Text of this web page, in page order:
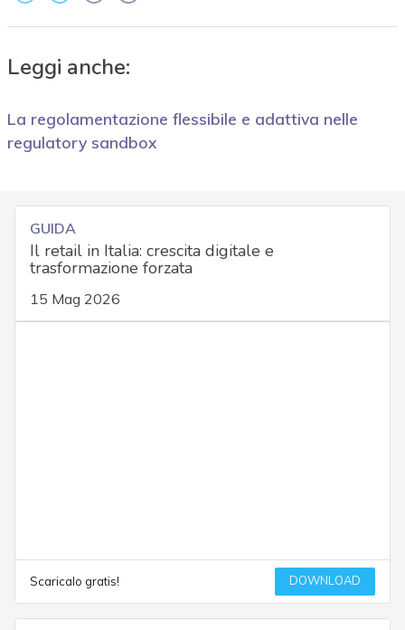
Leggi anche:
La regolamentazione flessibile e adattiva nelle
regulatory sandbox
GUIDA
Il retail in Italia: crescita digitale e
trasformazione forzata
15 Mag 2026
Scaricalo gratis! DOWNLOAD